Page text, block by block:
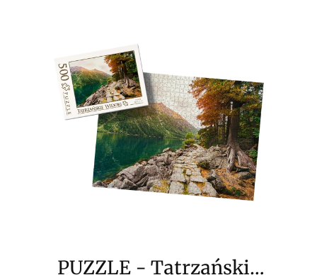
PUZZLE - Tatrzańskie